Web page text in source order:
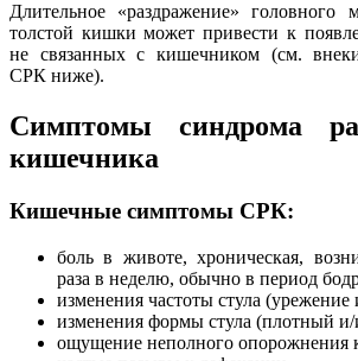
Длительное «раздражение» головного
толстой кишки может привести к
не связанных с кишечником (см.
СРК ниже).
Симптомы синдрома
кишечника
Кишечные симптомы СРК:
боль в животе, хроническая,
раза в неделю, обычно в период
изменения частоты стула
изменения формы стула (плотный
ощущение неполного опорожнения